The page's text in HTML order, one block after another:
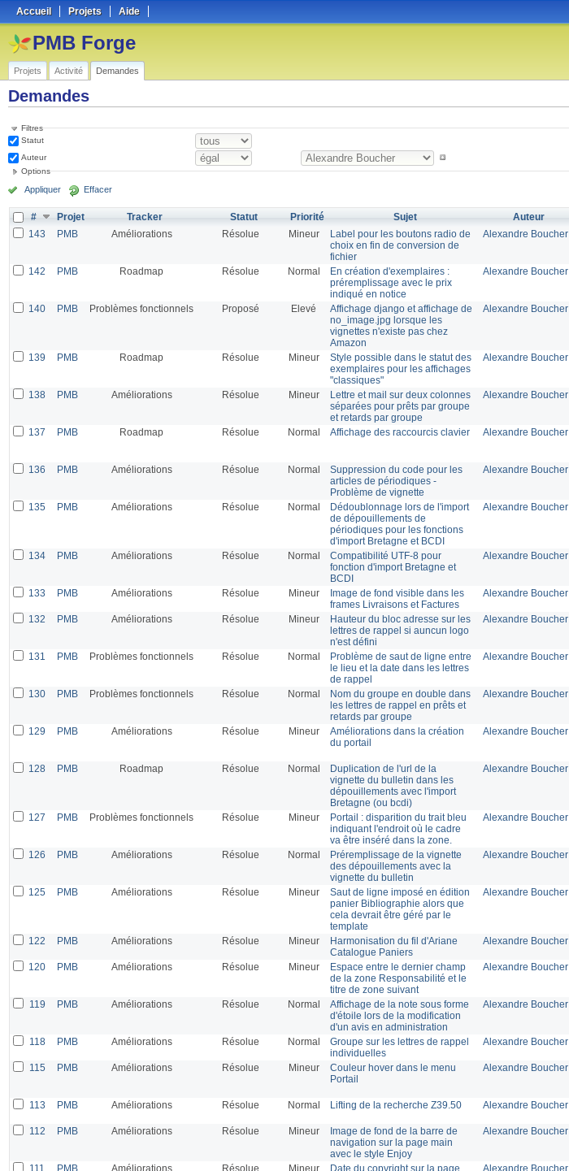
Accueil Projets Aide
PMB Forge
Projets Activité Demandes
Demandes
Filtres
Statut
Auteur
Options
Appliquer Effacer
# Projet Tracker Statut Priorité Sujet Auteur
143
PMB Améliorations Résolue Mineur
Label pour les boutons radio de
choix en fin de conversion de
fichier
Alexandre Boucher
142 PMB Roadmap Résolue Normal
En création d'exemplaires :
préremplissage avec le prix
indiqué en notice
Alexandre Boucher
140 PMB Problèmes fonctionnels Proposé Elevé
Affichage django et affichage de
no_image.jpg lorsque les
vignettes n'existe pas chez
Amazon
Alexandre Boucher
139 PMB Roadmap Résolue Mineur
Style possible dans le statut des
exemplaires pour les affichages
"classiques"
Alexandre Boucher
138 PMB Améliorations Résolue Mineur
Lettre et mail sur deux colonnes
séparées pour prêts par groupe
et retards par groupe
Alexandre Boucher
137 PMB Roadmap Résolue Normal Affichage des raccourcis clavier Alexandre Boucher
136 PMB Améliorations Résolue Normal
Suppression du code pour les
articles de périodiques -
Problème de vignette
Alexandre Boucher
135 PMB Améliorations Résolue Normal
Dédoublonnage lors de l'import
de dépouillements de
périodiques pour les fonctions
d'import Bretagne et BCDI
Alexandre Boucher
134 PMB Améliorations Résolue Normal
Compatibilité UTF-8 pour
fonction d'import Bretagne et
BCDI
Alexandre Boucher
133 PMB Améliorations Résolue Mineur
Image de fond visible dans les
frames Livraisons et Factures
Alexandre Boucher
132 PMB Améliorations Résolue Mineur
Hauteur du bloc adresse sur les
lettres de rappel si auncun logo
n'est défini
Alexandre Boucher
131 PMB Problèmes fonctionnels Résolue Normal
Problème de saut de ligne entre
le lieu et la date dans les lettres
de rappel
Alexandre Boucher
130 PMB Problèmes fonctionnels Résolue Normal
Nom du groupe en double dans
les lettres de rappel en prêts et
retards par groupe
Alexandre Boucher
129 PMB Améliorations Résolue Mineur
Améliorations dans la création
du portail
Alexandre Boucher
128 PMB Roadmap Résolue Normal
Duplication de l'url de la
vignette du bulletin dans les
dépouillements avec l'import
Bretagne (ou bcdi)
Alexandre Boucher
127 PMB Problèmes fonctionnels Résolue Mineur
Portail : disparition du trait bleu
indiquant l'endroit où le cadre
va être inséré dans la zone.
Alexandre Boucher
126 PMB Améliorations Résolue Normal
Préremplissage de la vignette
des dépouillements avec la
vignette du bulletin
Alexandre Boucher
125 PMB Améliorations Résolue Mineur
Saut de ligne imposé en édition
panier Bibliographie alors que
cela devrait être géré par le
template
Alexandre Boucher
122 PMB Améliorations Résolue Mineur
Harmonisation du fil d'Ariane
Catalogue Paniers
Alexandre Boucher
120 PMB Améliorations Résolue Mineur
Espace entre le dernier champ
de la zone Responsabilité et le
titre de zone suivant
Alexandre Boucher
119 PMB Améliorations Résolue Normal
Affichage de la note sous forme
d'étoile lors de la modification
d'un avis en administration
Alexandre Boucher
118 PMB Améliorations Résolue Normal
Groupe sur les lettres de rappel
individuelles
Alexandre Boucher
115 PMB Améliorations Résolue Mineur
Couleur hover dans le menu
Portail
Alexandre Boucher
113 PMB Améliorations Résolue Normal Lifting de la recherche Z39.50 Alexandre Boucher
112 PMB Améliorations Résolue Mineur
Image de fond de la barre de
navigation sur la page main
avec le style Enjoy
Alexandre Boucher
111 PMB Améliorations Résolue Mineur
Date du copyright sur la page
Alexandre Boucher